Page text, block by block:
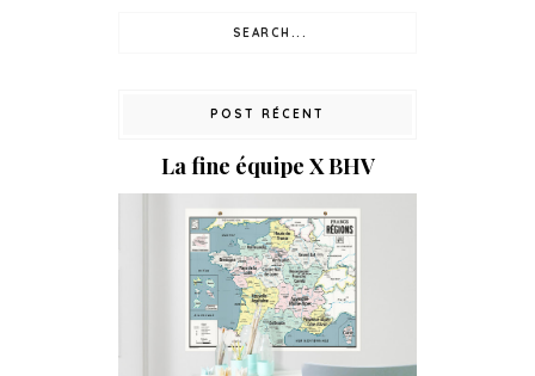
POST RÉCENT
La fine équipe X BHV